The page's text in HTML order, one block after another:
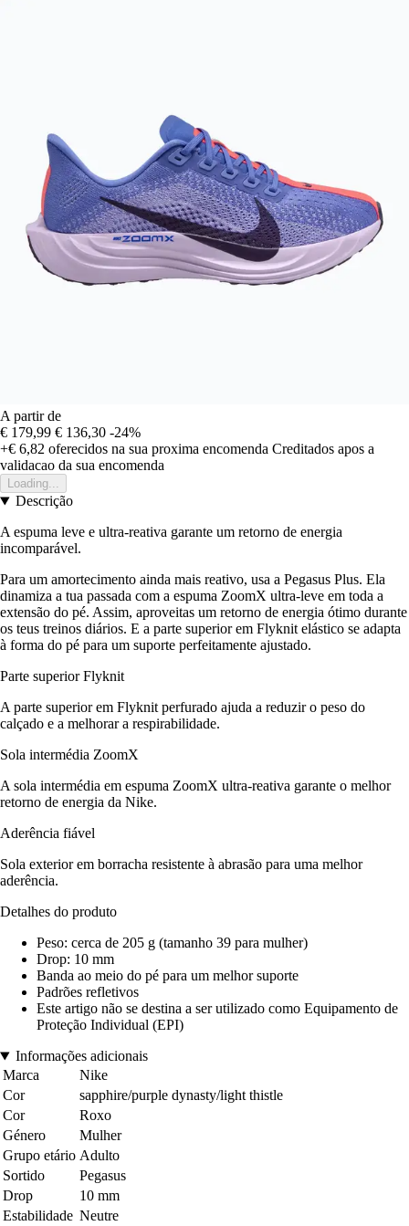
A partir de
€ 179,99 € 136,30 -24%
+€ 6,82 oferecidos na sua proxima encomenda Creditados apos a
validacao da sua encomenda
Loading...
Descrição
A espuma leve e ultra-reativa garante um retorno de energia
incomparável.
Para um amortecimento ainda mais reativo, usa a Pegasus Plus. Ela
dinamiza a tua passada com a espuma ZoomX ultra-leve em toda a
extensão do pé. Assim, aproveitas um retorno de energia ótimo durante
os teus treinos diários. E a parte superior em Flyknit elástico se adapta
à forma do pé para um suporte perfeitamente ajustado.
Parte superior Flyknit
A parte superior em Flyknit perfurado ajuda a reduzir o peso do
calçado e a melhorar a respirabilidade.
Sola intermédia ZoomX
A sola intermédia em espuma ZoomX ultra-reativa garante o melhor
retorno de energia da Nike.
Aderência fiável
Sola exterior em borracha resistente à abrasão para uma melhor
aderência.
Detalhes do produto
Peso: cerca de 205 g (tamanho 39 para mulher)
Drop: 10 mm
Banda ao meio do pé para um melhor suporte
Padrões refletivos
Este artigo não se destina a ser utilizado como Equipamento de
Proteção Individual (EPI)
Informações adicionais
Marca
Nike
Cor
sapphire/purple dynasty/light thistle
Cor
Roxo
Género
Mulher
Grupo etário Adulto
Sortido
Pegasus
Drop
10 mm
Estabilidade Neutre